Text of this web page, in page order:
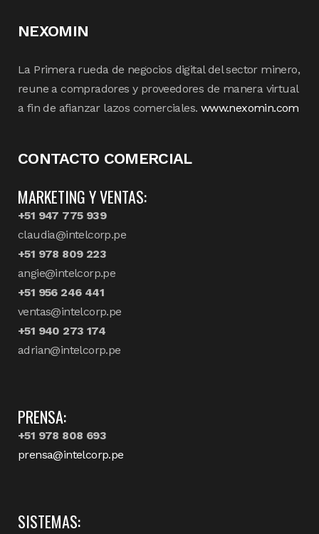
NEXOMIN
La Primera rueda de negocios digital del sector minero,
reune a compradores y proveedores de manera virtual
a fin de afianzar lazos comerciales. www.nexomin.com
CONTACTO COMERCIAL
MARKETING Y VENTAS:
+51 947 775 939
claudia@intelcorp.pe
+51 978 809 223
angie@intelcorp.pe
+51 956 246 441
ventas@intelcorp.pe
+51 940 273 174
adrian@intelcorp.pe
PRENSA:
+51 978 808 693
prensa@intelcorp.pe
SISTEMAS: